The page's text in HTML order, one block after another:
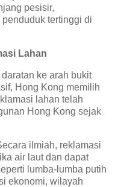
pesisir,
tertinggi di
Lahan
ke arah bukit
Hong Kong memilih
lahan telah
Hong Kong sejak
ilmiah, reklamasi
air laut dan dapat
lumba-lumba putih
ekonomi, wilayah